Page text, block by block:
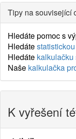
Tipy na související
Hledáte pomoc s
Hledáte
Hledáte kalkulačku
Naše kalkulačka
K vyřešení